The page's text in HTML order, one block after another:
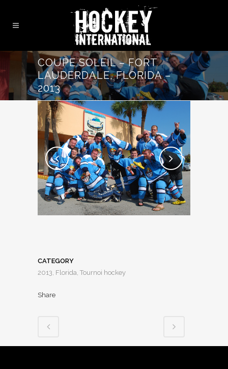
COUPE SOLEIL – FORT
LAUDERDALE, FLORIDA –
2013
CATEGORY
2013, Florida, Tournoi hockey
Share